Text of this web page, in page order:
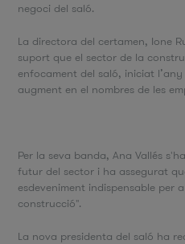
negoci del saló.
La directora del certamen, Ione
suport que el sector de la
enfocament del saló, iniciat
augment en el nombres de les
Per la seva banda, Ana Vallés
futur del sector i ha assegurat
esdeveniment indispensable per
construcció".
La nova presidenta del saló ha